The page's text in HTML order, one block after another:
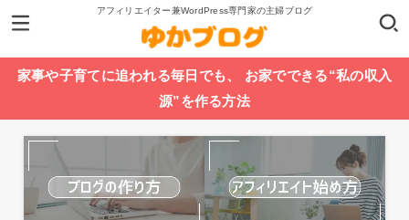
アフィリエイター兼WordPress専門家の主婦ブログ
家事や子育てに追われる毎日でも、 お家でできる“私の収入
源”を作る方法